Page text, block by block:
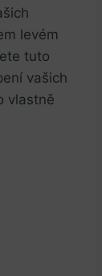
levém
tuto
vašich
vlastně